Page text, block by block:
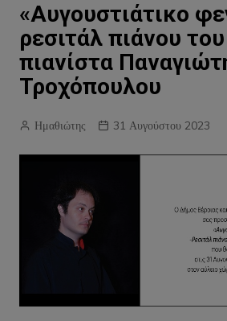
«Αυγουστιάτικο
ρεσιτάλ πιάνου
πιανίστα
Τροχόπουλου
Ημαθιώτης 31 Αυγούστου 2023